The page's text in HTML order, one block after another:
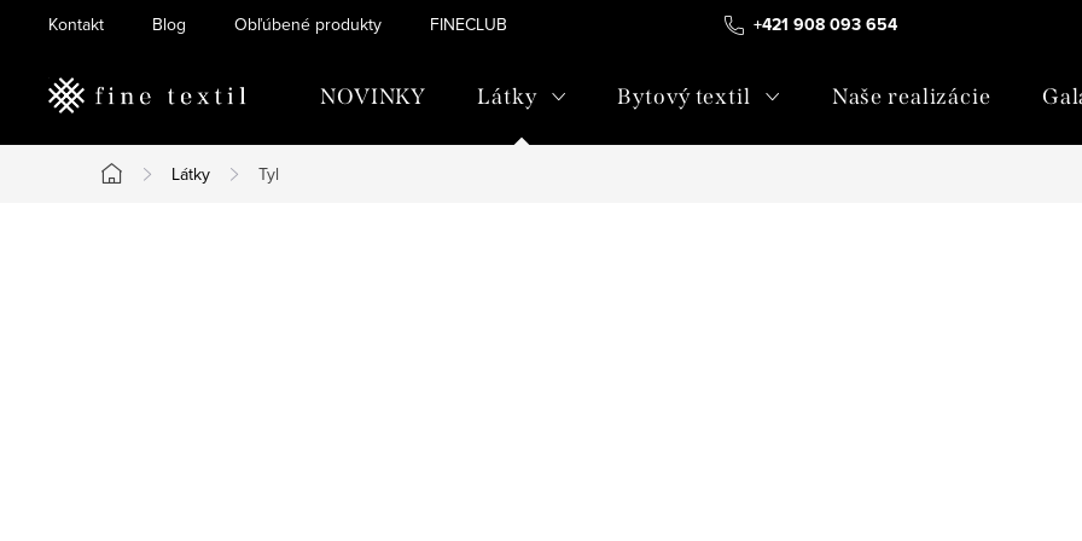
+421 908 093 654
Kontakt Blog Obľúbené produkty FINECLUB
NOVINKY Látky Bytový textil Naše realizácie
Domov
Látky Tyl